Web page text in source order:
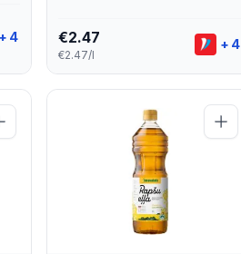
+ 4 €2.47
€2.47/l
+ 4